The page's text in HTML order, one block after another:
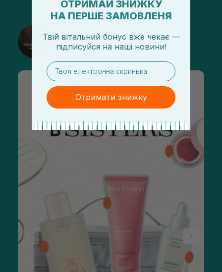
@sisters_stelmakh в Instagram
Подписаться
ОТРИМАЙ ЗНИЖКУ
НА ПЕРШЕ ЗАМОВЛЕНЯ
Твій вітальний бонус вже чекає —
підписуйся на наші новини!
email
Отримати знижку